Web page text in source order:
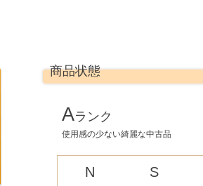
商品状態
Aランク
使用感の少ない綺麗な中古品
N S